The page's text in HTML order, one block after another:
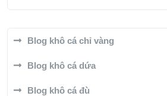
Blog khô cá chỉ vàng
Blog khô cá dứa
Blog khô cá đù